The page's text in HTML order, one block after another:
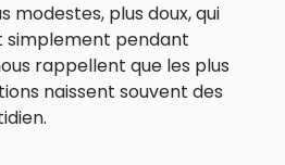
modestes, plus doux, qui
simplement pendant
rappellent que les plus
naissent souvent des